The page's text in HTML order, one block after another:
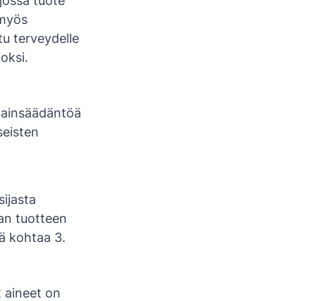
terveydelle
tuotteen
kohtaa 3.
aineet on